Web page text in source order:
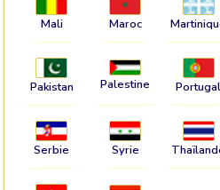
Mali Maroc
Pakistan Palestine Portugal
Serbie Syrie